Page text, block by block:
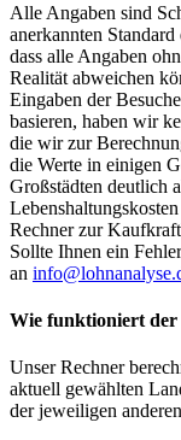
Alle Angaben sind
anerkannten
dass alle Angaben
Realität abweichen
Eingaben der
basieren, haben wir
die wir zur
die Werte in einigen
Großstädten deutlich
Rechner zur
Sollte Ihnen ein
an
Wie funktioniert der
Unser Rechner
aktuell gewählten
der jeweiligen